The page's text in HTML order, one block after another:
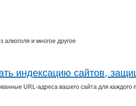
и многое другое
индексацию сайтов,
URL-адреса вашего сайта для каждого